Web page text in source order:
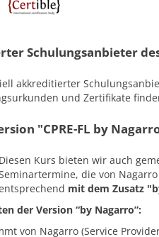
Schulungsanbieter
akkreditierter
und Zertifikate
"CPRE-FL by
Diesen Kurs bieten wir auch
die von
mit dem Zusatz
der Version “by Nagarro”:
von Nagarro (Service